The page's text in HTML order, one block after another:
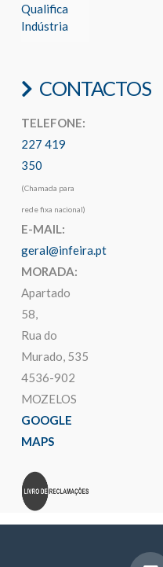
Qualifica
Indústria
CONTACTOS
TELEFONE:
227 419
350
(Chamada para
rede fixa nacional)
E-MAIL:
geral@infeira.pt
MORADA:
Apartado
58,
Rua do
Murado, 535
4536-902
MOZELOS
GOOGLE
MAPS